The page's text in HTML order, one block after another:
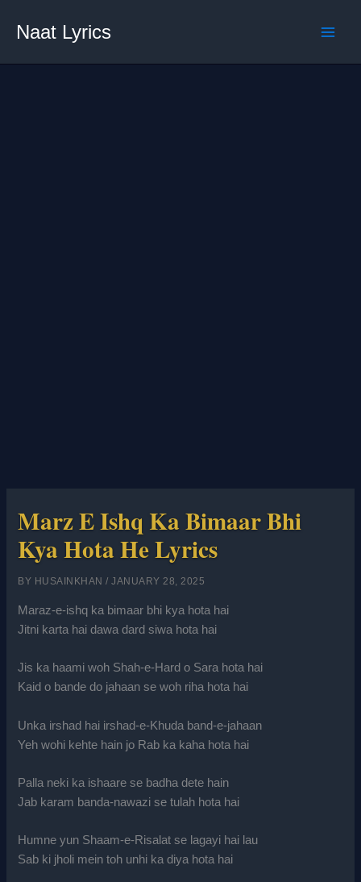
Naat Lyrics
Marz E Ishq Ka Bimaar Bhi
Kya Hota He Lyrics
BY HUSAINKHAN/JANUARY 28, 2025
Maraz-e-ishq ka bimaar bhi kya hota hai
Jitni karta hai dawa dard siwa hota hai
Jis ka haami woh Shah-e-Hard o Sara hota hai
Kaid o bande do jahaan se woh riha hota hai
Unka irshad hai irshad-e-Khuda band-e-jahaan
Yeh wohi kehte hain jo Rab ka kaha hota hai
Palla neki ka ishaare se badha dete hain
Jab karam banda-nawazi se tulah hota hai
Humne yun Shaam-e-Risalat se lagayi hai lau
Sab ki jholi mein toh unhi ka diya hota hai